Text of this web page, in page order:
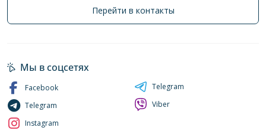
Перейти в контакты
Мы в соцсетях
Facebook
Telegram
Instagram
Telegram
Viber